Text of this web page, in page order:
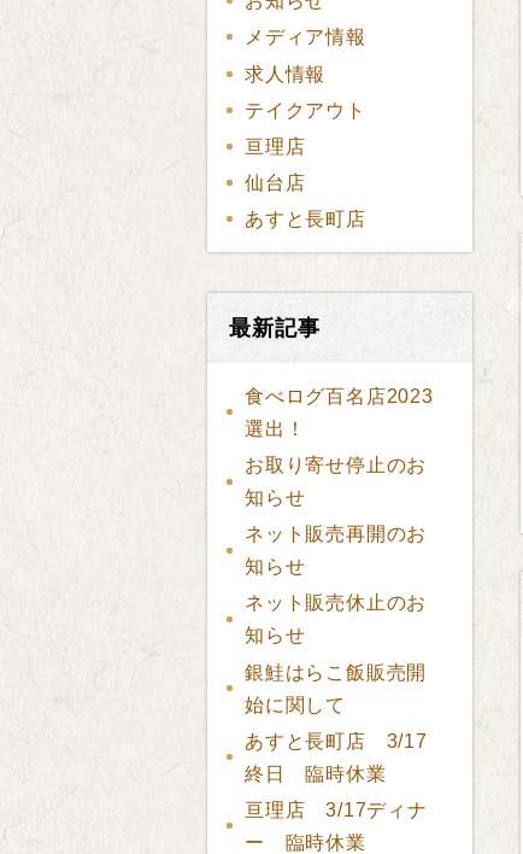
メディア情報
求人情報
テイクアウト
亘理店
仙台店
あすと長町店
最新記事
食べログ百名店2023
選出！
お取り寄せ停止のお
知らせ
ネット販売再開のお
知らせ
ネット販売休止のお
知らせ
銀鮭はらこ飯販売開
始に関して
あすと長町店 3/17
終日 臨時休業
亘理店 3/17ディナ
ー 臨時休業